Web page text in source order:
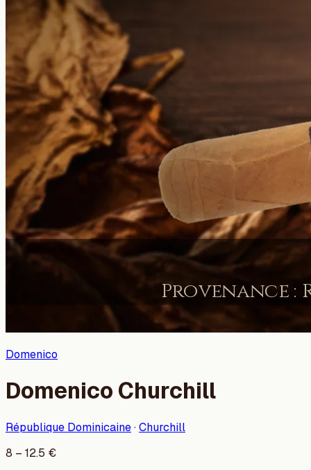
Domenico
Domenico Churchill
République Dominicaine·Churchill
8 – 12.5 €